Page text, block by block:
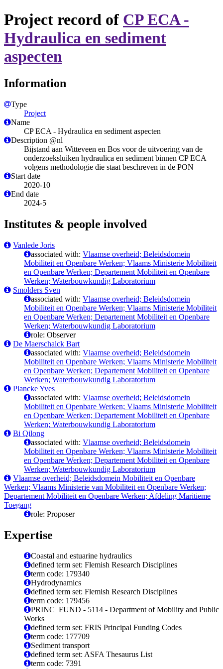
Project record of CP ECA -
Hydraulica en sediment
aspecten
Information
Type
Project
Name
CP ECA - Hydraulica en sediment aspecten
Description @nl
​Bijstand aan Witteveen en Bos voor de uitvoering van de
onderzoeksluiken hydraulica en sediment binnen CP ECA
volgens methodologie die staat beschreven in de PON
Start date
2020-10
End date
2024-5
Institutes & people involved
Vanlede Joris
associated with: Vlaamse overheid; Beleidsdomein
Mobiliteit en Openbare Werken; Vlaams Ministerie Mobiliteit
en Openbare Werken; Departement Mobiliteit en Openbare
Werken; Waterbouwkundig Laboratorium
Smolders Sven
associated with: Vlaamse overheid; Beleidsdomein
Mobiliteit en Openbare Werken; Vlaams Ministerie Mobiliteit
en Openbare Werken; Departement Mobiliteit en Openbare
Werken; Waterbouwkundig Laboratorium
role: Observer
De Maerschalck Bart
associated with: Vlaamse overheid; Beleidsdomein
Mobiliteit en Openbare Werken; Vlaams Ministerie Mobiliteit
en Openbare Werken; Departement Mobiliteit en Openbare
Werken; Waterbouwkundig Laboratorium
Plancke Yves
associated with: Vlaamse overheid; Beleidsdomein
Mobiliteit en Openbare Werken; Vlaams Ministerie Mobiliteit
en Openbare Werken; Departement Mobiliteit en Openbare
Werken; Waterbouwkundig Laboratorium
Bi Qilong
associated with: Vlaamse overheid; Beleidsdomein
Mobiliteit en Openbare Werken; Vlaams Ministerie Mobiliteit
en Openbare Werken; Departement Mobiliteit en Openbare
Werken; Waterbouwkundig Laboratorium
Vlaamse overheid; Beleidsdomein Mobiliteit en Openbare
Werken; Vlaams Ministerie van Mobiliteit en Openbare Werken;
Departement Mobiliteit en Openbare Werken; Afdeling Maritieme
Toegang
role: Proposer
Expertise
Coastal and estuarine hydraulics
defined term set: Flemish Research Disciplines
term code: 179340
Hydrodynamics
defined term set: Flemish Research Disciplines
term code: 179456
PRINC_FUND - 5114 - Department of Mobility and Public
Works
defined term set: FRIS Principal Funding Codes
term code: 177709
Sediment transport
defined term set: ASFA Thesaurus List
term code: 7391